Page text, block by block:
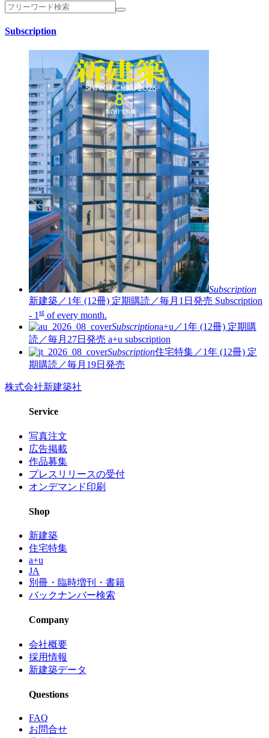
Subscription
Subscription
新建築／1年 (12冊) 定期購読／毎月1日発売 Subscription
- 1 st of every month.
Subscriptiona+u／1年 (12冊) 定期購
読／毎月27日発売 a+u subscription
Subscription住宅特集／1年 (12冊) 定
期購読／毎月19日発売
株式会社新建築社
Service
写真注文
広告掲載
作品募集
プレスリリースの受付
オンデマンド印刷
Shop
新建築
住宅特集
a+u
JA
別冊・臨時増刊・書籍
バックナンバー検索
Company
会社概要
採用情報
新建築データ
Questions
FAQ
お問合せ